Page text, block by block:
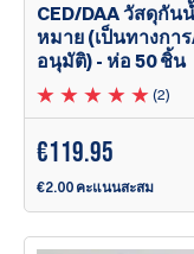
CED/DAA วัสดุกัน
หมาย (เป็นทางกา
อนุมัติ) - ห่อ 50 ชิ้น
(2)
€119.95
€2.00 คะแนนสะสม